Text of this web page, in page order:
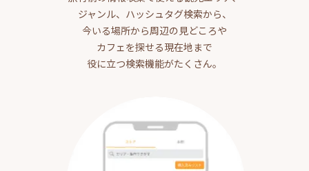
ジャンル、ハッシュタグ検索から、
今いる場所から周辺の見どころや
カフェを探せる現在地まで
役に立つ検索機能がたくさん。